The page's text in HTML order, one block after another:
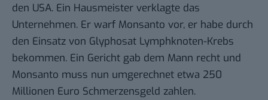
den USA. Ein Hausmeister verklagte das
Unternehmen. Er warf Monsanto vor, er habe durch
den Einsatz von Glyphosat Lymphknoten-Krebs
bekommen. Ein Gericht gab dem Mann recht und
Monsanto muss nun umgerechnet etwa 250
Millionen Euro Schmerzensgeld zahlen.